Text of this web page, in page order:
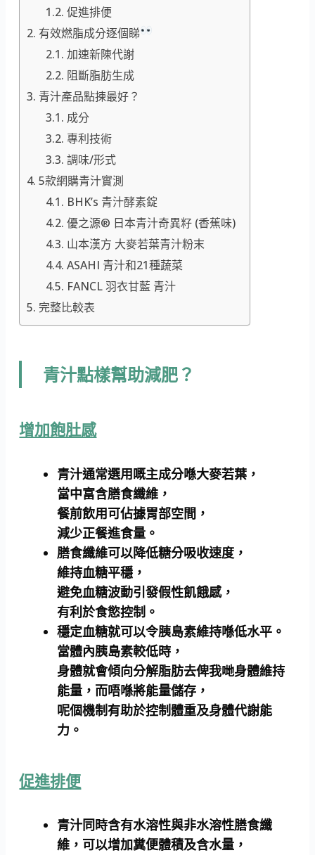
促進排便
有效燃脂成分逐個睇
加速新陳代謝
阻斷脂肪生成
青汁產品點揀最好？
成分
專利技術
調味/形式
5款網購青汁實測
BHK’s 青汁酵素錠
優之源® 日本青汁奇異籽 (香蕉味)
山本漢方 大麥若葉青汁粉末
ASAHI 青汁和21種蔬菜
FANCL 羽衣甘藍 青汁
完整比較表
青汁點樣幫助減肥？
增加飽肚感
青汁通常選用嘅主成分喺大麥若葉，
當中富含膳食纖維，
餐前飲用可佔據胃部空間，
減少正餐進食量。
膳食纖維可以降低糖分吸收速度，
維持血糖平穩，
避免血糖波動引發假性飢餓感，
有利於食慾控制。
穩定血糖就可以令胰島素維持喺低水平。
當體內胰島素較低時，
身體就會傾向分解脂肪去俾我哋身體維持
能量，而唔喺將能量儲存，
呢個機制有助於控制體重及身體代謝能
力。
促進排便
青汁同時含有水溶性與非水溶性膳食纖
維，可以增加糞便體積及含水量，